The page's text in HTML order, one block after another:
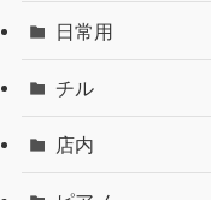
日常用
チル
店内